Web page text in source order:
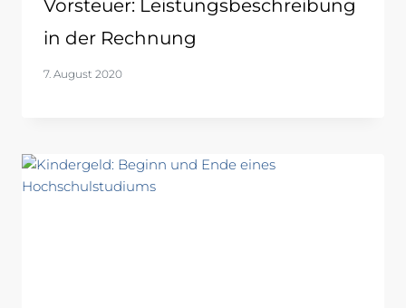
Vorsteuer: Leistungsbeschreibung
in der Rechnung
7. August 2020